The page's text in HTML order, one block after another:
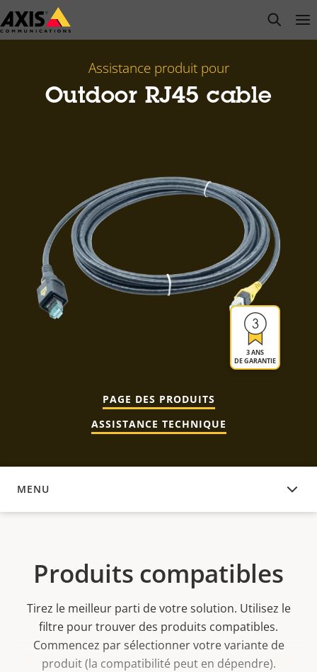
Passer
au
open
Assistance produit pour
Outdoor RJ45 cable
3 ANS
DE GARANTIE
PAGE DES PRODUITS
ASSISTANCE TECHNIQUE
MENU
PRODUITS COMPATIBLES
Produits compatibles
Tirez le meilleur parti de votre solution. Utilisez le
filtre pour trouver des produits compatibles.
Commencez par sélectionner votre variante de
produit (la compatibilité peut en dépendre).